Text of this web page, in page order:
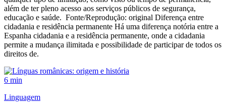
além de ter pleno acesso aos serviços públicos de segurança,
educação e saúde. Fonte/Reprodução: original Diferença entre
cidadania e residência permanente Há uma diferença notória entre a
Espanha cidadania e a residência permanente, onde a cidadania
permite a mudança ilimitada e possibilidade de participar de todos os
direitos de.
6 min
Linguagem